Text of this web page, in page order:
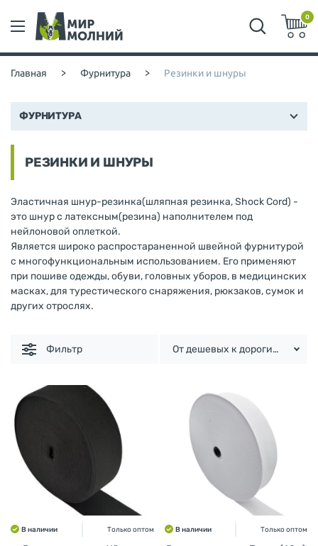
0
Главная > Фурнитура > Резинки и шнуры
ФУРНИТУРА
РЕЗИНКИ И ШНУРЫ
Эластичная шнур-резинка(шляпная резинка, Shock Cord) -
это шнур с латексным(резина) наполнителем под
нейлоновой оплеткой.
Является широко распростараненной швейной фурнитурой
с многофункциональным использованием. Его применяют
при пошиве одежды, обуви, головных уборов, в медицинских
масках, для турестического снаряжения, рюкзаков, сумок и
других отрослях.
Фильтр От дешевых к дорогим
В наличии Только оптом В наличии Только оптом